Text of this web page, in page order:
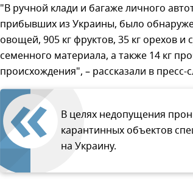
"В ручной клади и багаже личного
прибывших из Украины, было
овощей, 905 кг фруктов, 35 кг орехов и
семенного материала, а также 14 кг
происхождения", – рассказали в пресс-
В целях недопущения
карантинных объектов
на Украину.